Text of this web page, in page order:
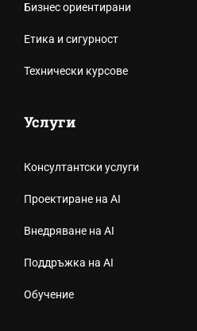
Бизнес ориентирани
Етика и сигурност
Технически курсове
Услуги
Консултантски услуги
Проектиране на AI
Внедряване на AI
Поддръжка на AI
Обучение